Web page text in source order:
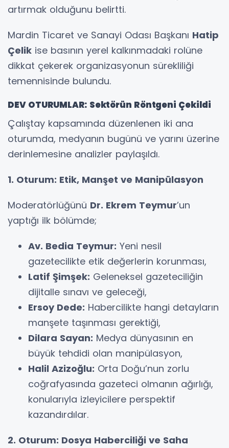
artırmak olduğunu belirtti.
​Mardin Ticaret ve Sanayi Odası Başkanı Hatip
Çelik ise basının yerel kalkınmadaki rolüne
dikkat çekerek organizasyonun sürekliliği
temennisinde bulundu.
DEV OTURUMLAR: Sektörün Röntgeni Çekildi
​Çalıştay kapsamında düzenlenen iki ana
oturumda, medyanın bugünü ve yarını üzerine
derinlemesine analizler paylaşıldı.
1. Oturum: Etik, Manşet ve Manipülasyon
​Moderatörlüğünü Dr. Ekrem Teymur’un
yaptığı ilk bölümde;
Av. Bedia Teymur: Yeni nesil
gazetecilikte etik değerlerin korunması,
Latif Şimşek: Geleneksel gazeteciliğin
dijitalle sınavı ve geleceği,
Ersoy Dede: Habercilikte hangi detayların
manşete taşınması gerektiği,
Dilara Sayan: Medya dünyasının en
büyük tehdidi olan manipülasyon,
Halil Azizoğlu: Orta Doğu’nun zorlu
coğrafyasında gazeteci olmanın ağırlığı,
konularıyla izleyicilere perspektif
kazandırdılar.
2. Oturum: Dosya Haberciliği ve Saha